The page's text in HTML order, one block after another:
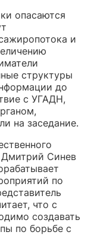
опасаются
и
структуры
до
с УГАДН,
на заседание.
Синев
по
что с
создавать
по борьбе с